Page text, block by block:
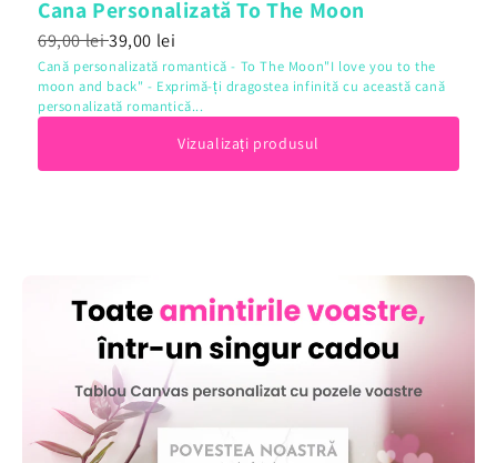
Cana Personalizată To The Moon
69,00 lei39,00 lei
Cană personalizată romantică - To The Moon"I love you to the
moon and back" - Exprimă-ți dragostea infinită cu această cană
personalizată romantică...
Vizualizați produsul